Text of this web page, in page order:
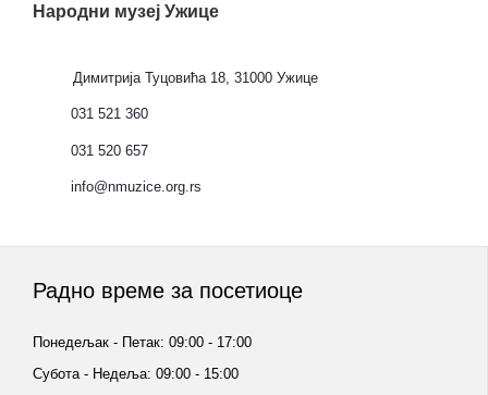
Народни музеј Ужице
Димитрија Туцовића 18, 31000 Ужице
031 521 360
031 520 657
info@nmuzice.org.rs
Радно време за посетиоце
Понедељак - Петак: 09:00 - 17:00
Субота - Недеља: 09:00 - 15:00